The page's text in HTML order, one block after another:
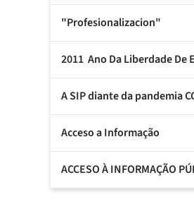
"Profesionalizacion"
2011  Ano Da Liberdade De
A SIP diante da pandemia
Acceso a Informação
ACCESO À INFORMAÇÃO